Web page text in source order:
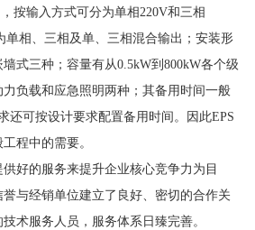
按输入方式可分为单相220V和三相
单相、三相及单、三相混合输出；安装形
式三种；容量有从0.5kW到800kW各个级
负载和应急照明两种；其备用时间一般
还可按设计要求配置备用时间。因此EPS
程中的需要。
好的服务来提升企业核心竞争力为目
与经销单位建立了良好、密切的合作关
术服务人员，服务体系日臻完善。